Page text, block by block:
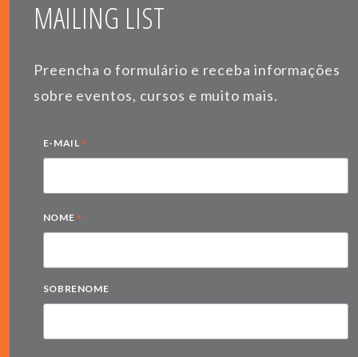
MAILING LIST
Preencha o formulário e receba informações
sobre eventos, cursos e muito mais.
E-MAIL *
NOME *
SOBRENOME